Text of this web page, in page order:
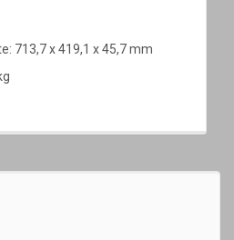
713,7 x 419,1 x 45,7 mm